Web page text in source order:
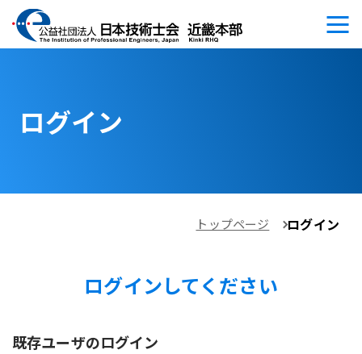
ログイン
トップページ ログイン
ログインしてください
既存ユーザのログイン